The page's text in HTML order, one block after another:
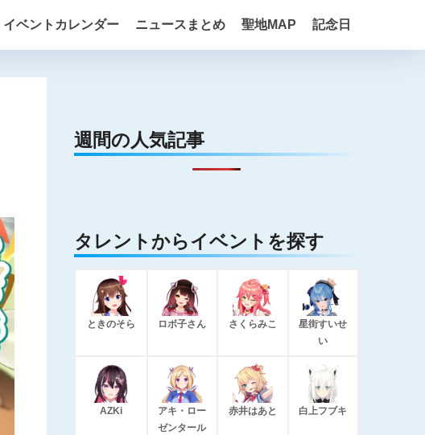
イベントカレンダー ニュースまとめ 聖地MAP 記念日
週間の人気記事
タレントからイベントを探す
ときのそら ロボ子さん さくらみこ
星街すいせ
い
AZKi
アキ・ロー
ゼンタール
赤井はあと 白上フブキ